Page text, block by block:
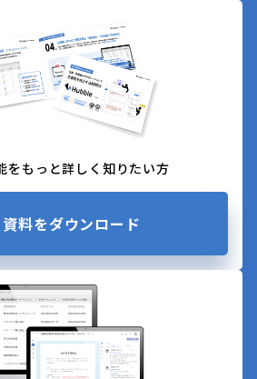
をもっと詳しく知りたい方
資料をダウンロード